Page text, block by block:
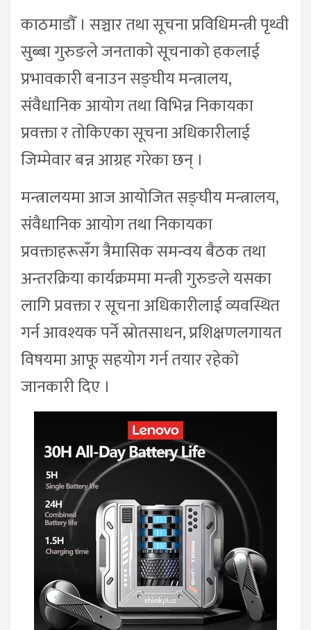
काठमाडौँ । सञ्चार तथा सूचना प्रविधिमन्त्री पृथ्वी
सुब्बा गुरुङले जनताको सूचनाको हकलाई
प्रभावकारी बनाउन सङ्घीय मन्त्रालय,
संवैधानिक आयोग तथा विभिन्न निकायका
प्रवक्ता र तोकिएका सूचना अधिकारीलाई
जिम्मेवार बन्न आग्रह गरेका छन् ।
मन्त्रालयमा आज आयोजित सङ्घीय मन्त्रालय,
संवैधानिक आयोग तथा निकायका
प्रवक्ताहरूसँग त्रैमासिक समन्वय बैठक तथा
अन्तरक्रिया कार्यक्रममा मन्त्री गुरुङले यसका
लागि प्रवक्ता र सूचना अधिकारीलाई व्यवस्थित
गर्न आवश्यक पर्ने स्रोतसाधन, प्रशिक्षणलगायत
विषयमा आफू सहयोग गर्न तयार रहेको
जानकारी दिए ।